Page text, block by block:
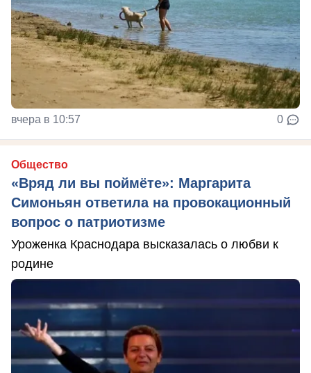
вчера в 10:57 0
Общество
«Вряд ли вы поймёте»: Маргарита
Симоньян ответила на провокационный
вопрос о патриотизме
Уроженка Краснодара высказалась о любви к
родине